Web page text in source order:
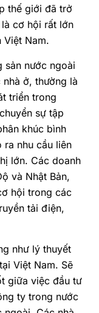
thế giới đã trở
cơ hội rất lớn
Nam.
sản nước ngoài
ở, thường là
triển trong
sự tập
khúc bình
nhu cầu liên
lớn. Các doanh
và Nhật Bản,
hội trong các
tải điện,
như lý thuyết
Việt Nam. Sẽ
giữa việc đầu tư
ty trong nước